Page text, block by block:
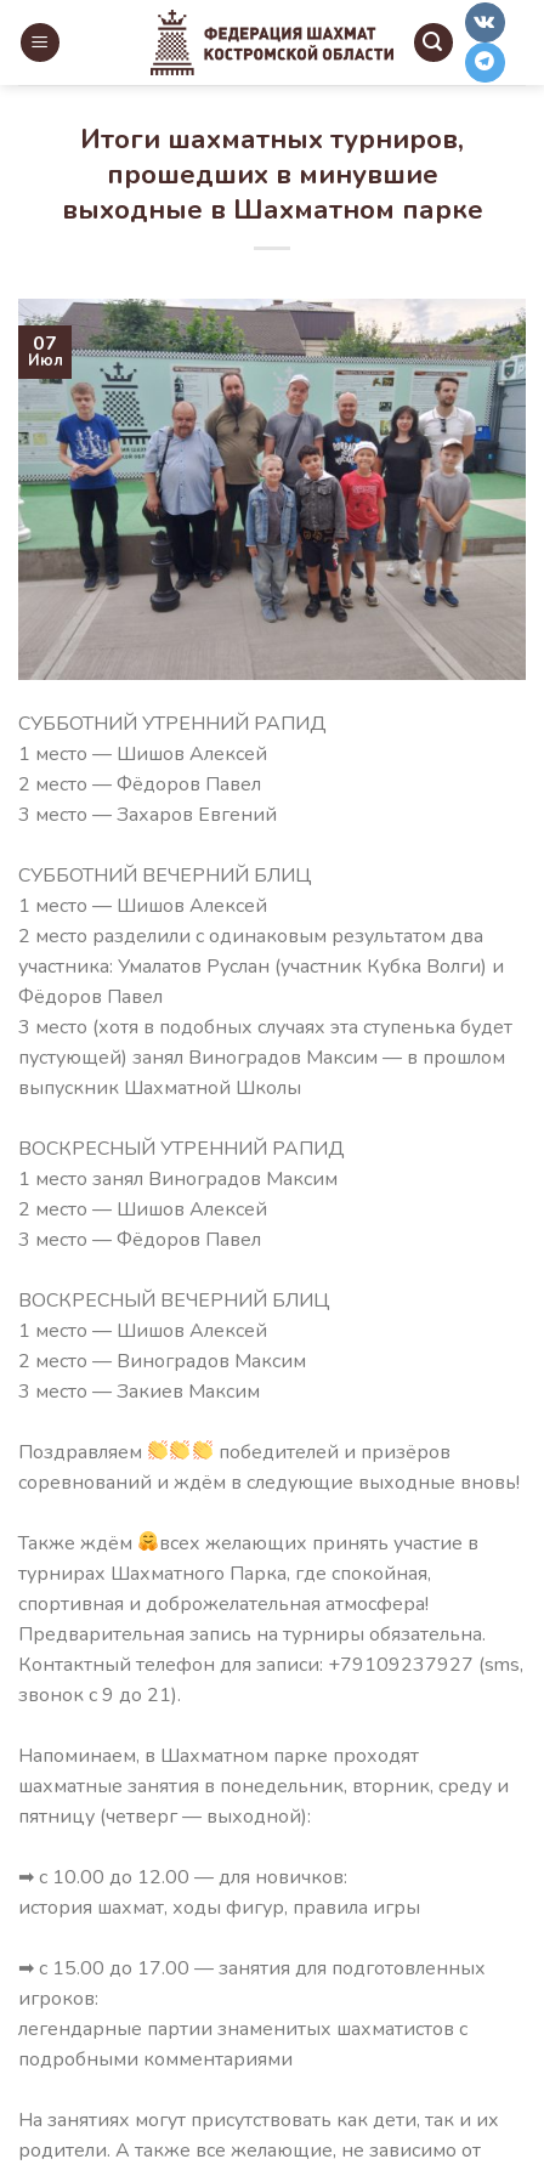
Итоги шахматных турниров,
прошедших в минувшие
выходные в Шахматном парке
07
Июл
СУББОТНИЙ УТРЕННИЙ РАПИД
1 место — Шишов Алексей
2 место — Фёдоров Павел
3 место — Захаров Евгений
СУББОТНИЙ ВЕЧЕРНИЙ БЛИЦ
1 место — Шишов Алексей
2 место разделили с одинаковым результатом два
участника: Умалатов Руслан (участник Кубка Волги) и
Фёдоров Павел
3 место (хотя в подобных случаях эта ступенька будет
пустующей) занял Виноградов Максим — в прошлом
выпускник Шахматной Школы
ВОСКРЕСНЫЙ УТРЕННИЙ РАПИД
1 место занял Виноградов Максим
2 место — Шишов Алексей
3 место — Фёдоров Павел
ВОСКРЕСНЫЙ ВЕЧЕРНИЙ БЛИЦ
1 место — Шишов Алексей
2 место — Виноградов Максим
3 место — Закиев Максим
Поздравляем
победителей и призёров
соревнований и ждём в следующие выходные вновь!
Также ждём
всех желающих принять участие в
турнирах Шахматного Парка, где спокойная,
спортивная и доброжелательная атмосфера!
Предварительная запись на турниры обязательна.
Контактный телефон для записи: +79109237927 (sms,
звонок с 9 до 21).
Напоминаем, в Шахматном парке проходят
шахматные занятия в понедельник, вторник, среду и
пятницу (четверг — выходной):
➡ с 10.00 до 12.00 — для новичков:
история шахмат, ходы фигур, правила игры
➡ с 15.00 до 17.00 — занятия для подготовленных
игроков:
легендарные партии знаменитых шахматистов с
подробными комментариями
На занятиях могут присутствовать как дети, так и их
родители. А также все желающие, не зависимо от